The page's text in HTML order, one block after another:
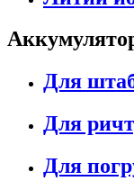
Для
Для
Для